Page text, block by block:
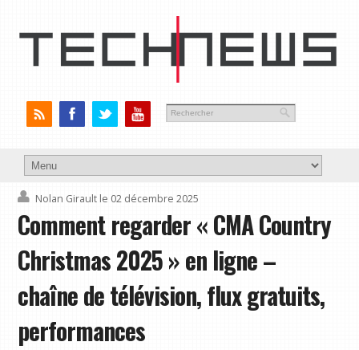
Nolan Girault le 02 décembre 2025
Comment regarder « CMA Country
Christmas 2025 » en ligne –
chaîne de télévision, flux gratuits,
performances